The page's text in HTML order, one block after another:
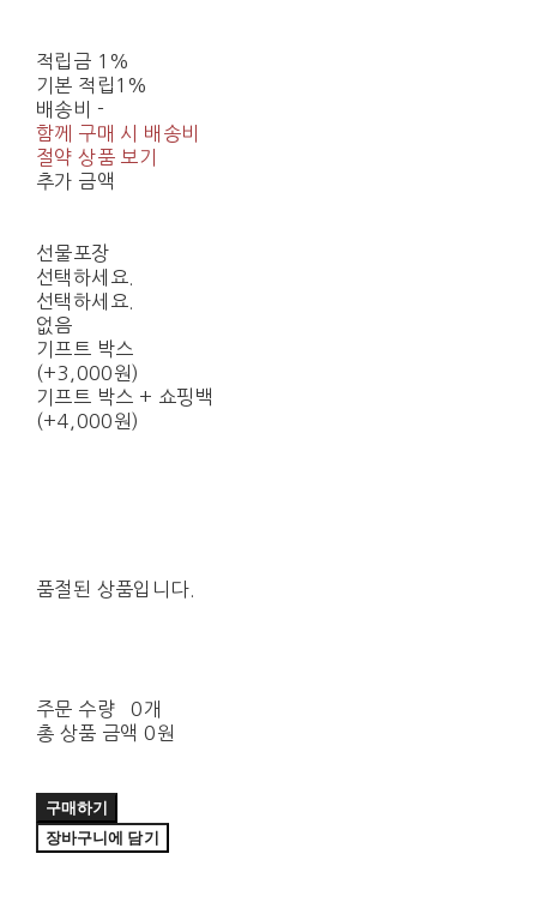
적립금 1%
기본 적립 1%
배송비 -
함께 구매 시 배송비
절약 상품 보기
추가 금액
선물포장
선택하세요.
선택하세요.
없음
기프트 박스
(+3,000원)
기프트 박스 + 쇼핑백
(+4,000원)
품절된 상품입니다.
주문 수량
0개
총 상품 금액 0원
구매하기
장바구니에 담기